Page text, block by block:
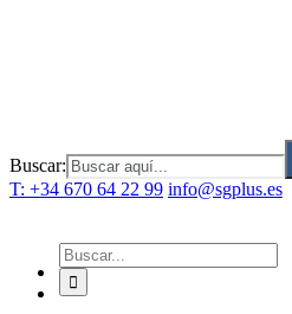
Buscar:
T: +34 670 64 22 99 info@sgplus.es
Buscar: